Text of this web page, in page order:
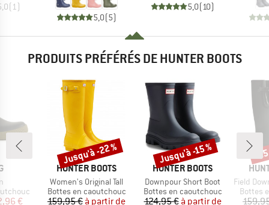
(1 )
5,0(5)
5,0(10)
PRODUITS PRÉFÉRÉS DE HUNTER BOOTS
réduit
€
MARQUE
HUNTER BOOTS
Article
Women's Original Tall
Product group
Bottes en caoutchouc
Prix
159,95 € Prix réduit
à partir de
Remise
Jusqu'à -22 %
MARQUE
HUNTER BOOTS
Article
Downpour Short Boot
Product group
Bottes en caoutchouc
Prix
124,95 € Prix réduit
à partir de
Remise
Jusqu'à -15 %
Article
Field
Bottes
-